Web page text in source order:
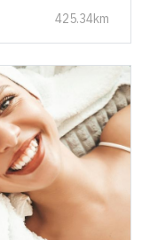
425.34km